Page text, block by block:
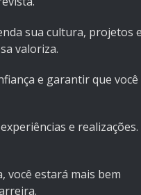
sua cultura, projetos
valoriza.
e garantir que você
e realizações.
você estará mais bem